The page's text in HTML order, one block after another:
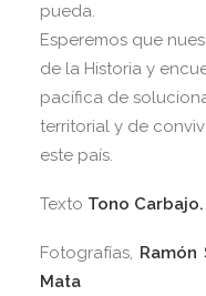
pueda.
Esperemos que
de la Historia y
pacífica de
territorial y de
este país.
Texto Tono Carbajo.
Fotografías, Ramón
Mata